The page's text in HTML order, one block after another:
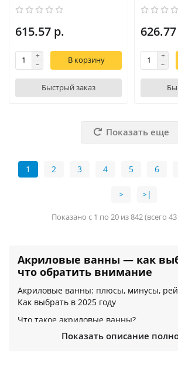
615.57 р.
В корзину
Быстрый заказ
Показать еще
1 2 3 4 5 6
> >|
Показано с 1 по 20 из 842 (всего
Акриловые ванны — как
что обратить внимание
Акриловые ванны: плюсы, минусы,
Как выбрать в 2025 году
Что такое акриловые ванны?
Акриловые ванны — это современные
Показать описание